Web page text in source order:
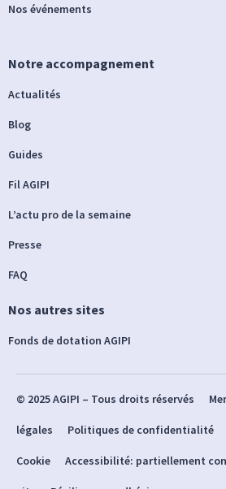
Nos événements
Notre accompagnement
Actualités
Blog
Guides
Fil AGIPI
L’actu pro de la semaine
Presse
FAQ
Nos autres sites
Fonds de dotation AGIPI
© 2025 AGIPI – Tous droits réservés
légales Politiques de confidentialité
Cookie Accessibilité: partiellement